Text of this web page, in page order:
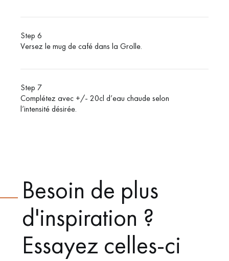
Step 6
Versez le mug de café dans la Grolle.
Step 7
Complétez avec +/- 20cl d’eau chaude selon
l’intensité désirée.
Besoin de plus
d'inspiration ?
Essayez celles-ci